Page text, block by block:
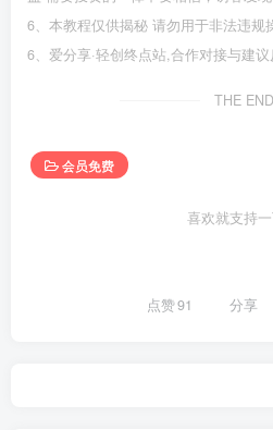
6、本教程仅供揭秘 请勿用于非法违规
6、爱分享·轻创终点站,合作对接与建
THE END
会员免费
喜欢就支持
点赞91 分享